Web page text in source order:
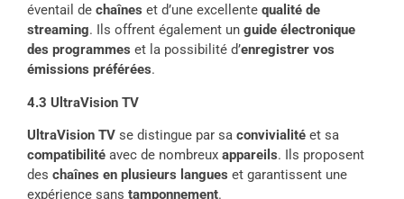
éventail dechaînes et d’une excellentequalité de
streaming. Ils offrent également unguide électronique
des programmes et la possibilité d’enregistrer vos
émissions préférées.
4.3 UltraVision TV
UltraVision TV se distingue par saconvivialité et sa
compatibilité avec de nombreuxappareils. Ils proposent
deschaînes en plusieurs langues et garantissent une
expérience sanstamponnement.